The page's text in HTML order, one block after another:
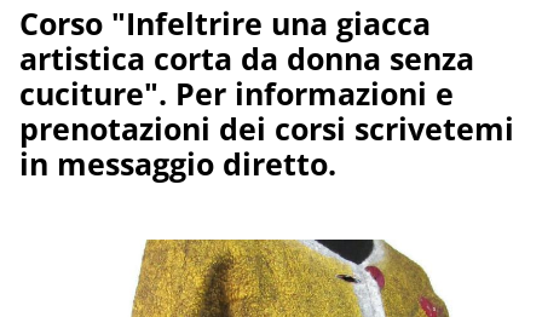
Corso "Infeltrire una giacca
artistica corta da donna senza
cuciture". Per informazioni e
prenotazioni dei corsi scrivetemi
in messaggio diretto.